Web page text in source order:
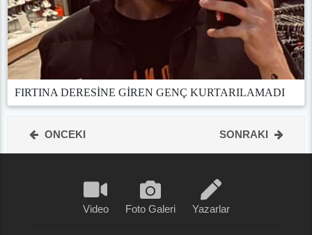
FIRTINA DERESİNE GİREN GENÇ KURTARILAMADI
ONCEKI SONRAKI
Video Foto Galeri Yazarlar